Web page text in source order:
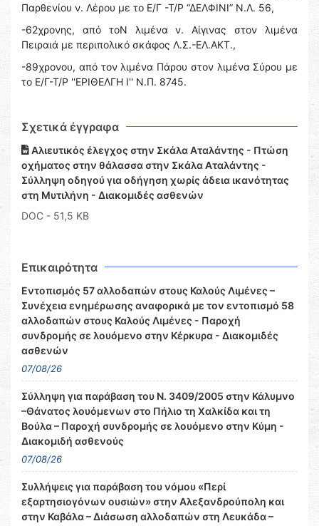
Παρθενίου ν. Λέρου με το Ε/Γ -Τ/Ρ “ΔΕΛΦΙΝΙ” Ν.Λ. 56,
-62χρονης, από τοΝ λιμένα ν. Αίγινας στον λιμένα
Πειραιά με περιπολικό σκάφος Λ.Σ.-ΕΛ.ΑΚΤ.,
-89χρονου, από τον λιμένα Πάρου στον λιμένα Σύρου με
το Ε/Γ-Τ/Ρ ''ΕΡΙΘΕΛΓΗ Ι'' Ν.Π. 8745.
Σχετικά έγγραφα
Αλιευτικός έλεγχος στην Σκάλα Αταλάντης - Πτώση
οχήματος στην θάλασσα στην Σκάλα Αταλάντης -
Σύλληψη οδηγού για οδήγηση χωρίς άδεια ικανότητας
στη Μυτιλήνη - Διακομιδές ασθενών
DOC - 51,5 KB
Επικαιρότητα
Εντοπισμός 57 αλλοδαπών στους Καλούς Λιμένες –
Συνέχεια ενημέρωσης αναφορικά με τον εντοπισμό 58
αλλοδαπών στους Καλούς Λιμένες - Παροχή
συνδρομής σε λουόμενο στην Κέρκυρα - Διακομιδές
ασθενών
07/08/26
Σύλληψη για παράβαση του Ν. 3409/2005 στην Κάλυμνο
–Θάνατος λουόμενων στο Πήλιο τη Χαλκίδα και τη
Βούλα – Παροχή συνδρομής σε λουόμενο στην Κύμη -
Διακομιδή ασθενούς
07/08/26
Συλλήψεις για παράβαση του νόμου «Περί
εξαρτησιογόνων ουσιών» στην Αλεξανδρούπολη και
στην Καβάλα – Διάσωση αλλοδαπών στη Λευκάδα –